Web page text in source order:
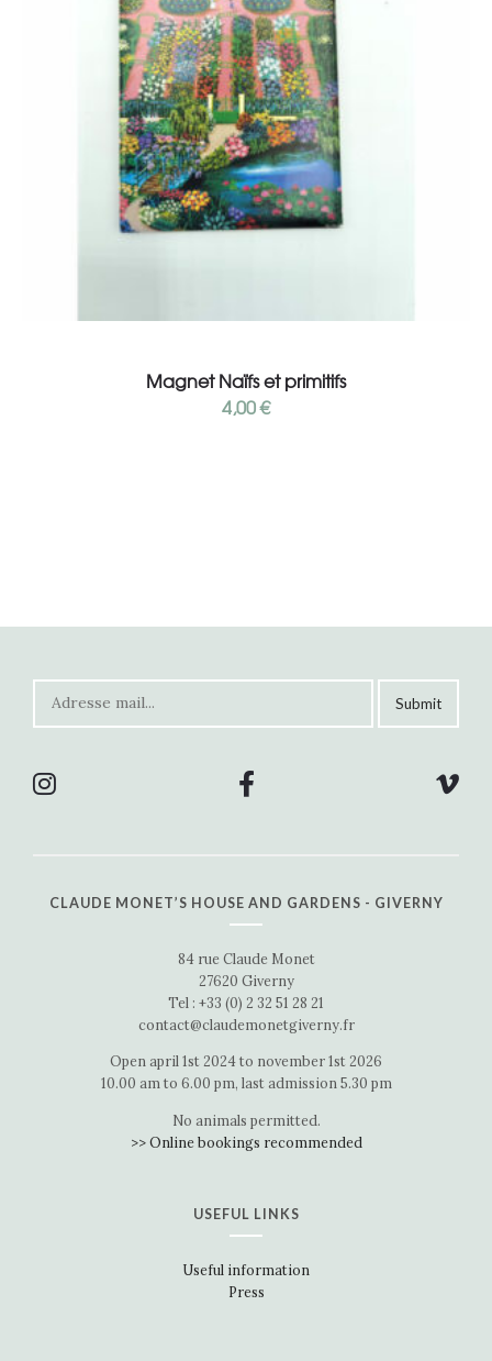
Magnet Naïfs et primitifs
4,00€
CLAUDE MONET’S HOUSE AND GARDENS - GIVERNY
84 rue Claude Monet
27620 Giverny
Tel : +33 (0) 2 32 51 28 21
contact@claudemonetgiverny.fr
Open april 1st 2024 to november 1st 2026
10.00 am to 6.00 pm, last admission 5.30 pm
No animals permitted.
>> Online bookings recommended
USEFUL LINKS
Useful information
Press